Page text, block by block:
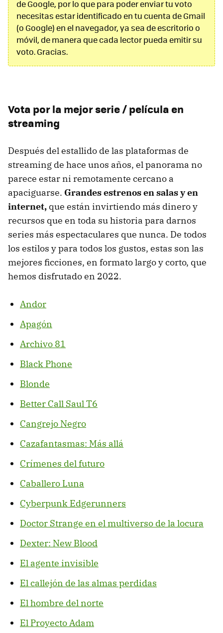
de Google, por lo que para poder enviar tu voto
necesitas estar identificado en tu cuenta de Gmail
(o Google) en el navegador, ya sea de escritorio o
móvil, de manera que cada lector pueda emitir su
voto. Gracias.
Vota por la mejor serie / película en
streaming
Después del estallido de las plataformas de
streaming de hace unos años, el panorama no
parece estar ni remotamente cercano a
apaciguarse. Grandes estrenos en salas y en
internet, que están invirtiendo más dinero y
recursos que en toda su historia para darnos
series más espectaculares que nunca. De todos
los estilos y para todos los gustos, estas son las
mejores ficciones, en formato largo y corto, que
hemos disfrutado en 2022.
Andor
Apagón
Archivo 81
Black Phone
Blonde
Better Call Saul T6
Cangrejo Negro
Cazafantasmas: Más allá
Crímenes del futuro
Caballero Luna
Cyberpunk Edgerunners
Doctor Strange en el multiverso de la locura
Dexter: New Blood
El agente invisible
El callejón de las almas perdidas
El hombre del norte
El Proyecto Adam